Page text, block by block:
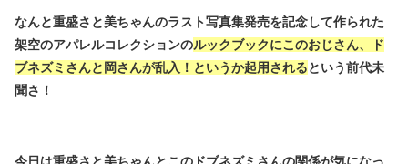
なんと重盛さと美ちゃんのラスト写真集発売を記念して作られた
架空のアパレルコレクションのルックブックにこのおじさん、ド
ブネズミさんと岡さんが乱入！というか起用されるという前代未
聞さ！